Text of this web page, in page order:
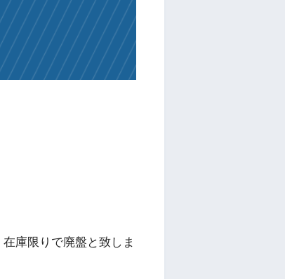
庫限りで廃盤と致しま